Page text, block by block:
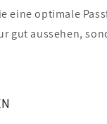
eine optimale
gut aussehen,